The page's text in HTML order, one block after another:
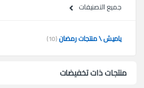
جميع التصنيفات
ياميش \ منتجات رمضان(10)
منتجات ذات تخفيضات